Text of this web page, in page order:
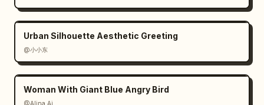
Urban Silhouette Aesthetic Greeting
@小小东
Woman With Giant Blue Angry Bird
@Alina Ai